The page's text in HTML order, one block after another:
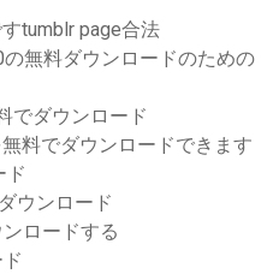
tumblr page合法
無料ダウンロードのための
でダウンロード
料でダウンロードできます
ド
ウンロード
ロードする